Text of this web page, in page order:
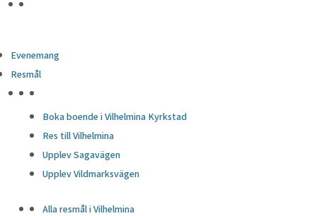
Evenemang
Resmål
Boka boende i Vilhelmina Kyrkstad
Res till Vilhelmina
Upplev Sagavägen
Upplev Vildmarksvägen
Alla resmål i Vilhelmina